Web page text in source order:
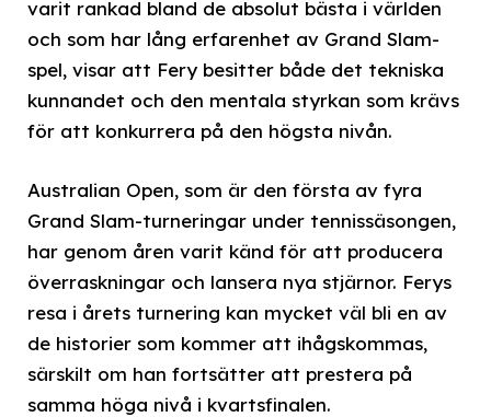
varit rankad bland de absolut bästa i världen
och som har lång erfarenhet av Grand Slam-
spel, visar att Fery besitter både det tekniska
kunnandet och den mentala styrkan som krävs
för att konkurrera på den högsta nivån.
Australian Open, som är den första av fyra
Grand Slam-turneringar under tennissäsongen,
har genom åren varit känd för att producera
överraskningar och lansera nya stjärnor. Ferys
resa i årets turnering kan mycket väl bli en av
de historier som kommer att ihågskommas,
särskilt om han fortsätter att prestera på
samma höga nivå i kvartsfinalen.